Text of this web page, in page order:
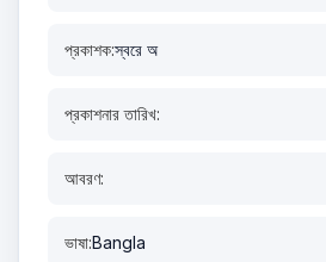
প্রকাশক:স্বরে অ
প্রকাশনার তারিখ:
আবরণ:
ভাষা:Bangla